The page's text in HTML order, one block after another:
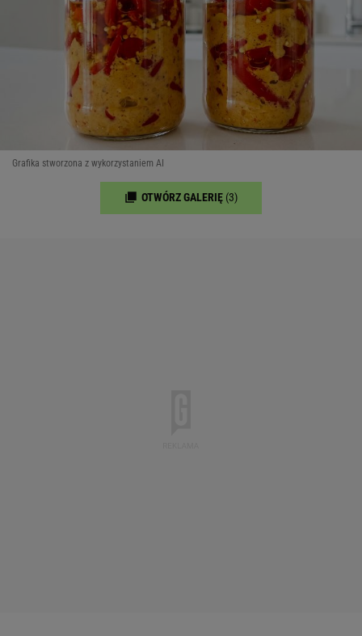
Grafika stworzona z wykorzystaniem AI
OTWÓRZ GALERIĘ (3)